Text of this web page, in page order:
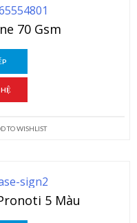
70 Gsm
HỆ
TO WISHLIST
5 Màu